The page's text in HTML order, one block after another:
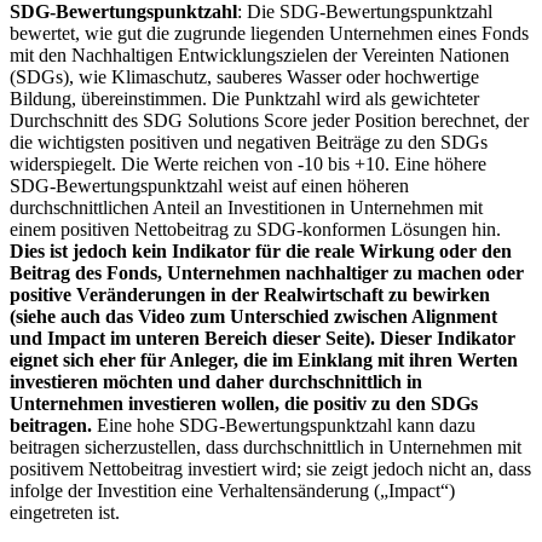
SDG-Bewertungspunktzahl: Die SDG-Bewertungspunktzahl
bewertet, wie gut die zugrunde liegenden Unternehmen eines Fonds
mit den Nachhaltigen Entwicklungszielen der Vereinten Nationen
(SDGs), wie Klimaschutz, sauberes Wasser oder hochwertige
Bildung, übereinstimmen. Die Punktzahl wird als gewichteter
Durchschnitt des SDG Solutions Score jeder Position berechnet, der
die wichtigsten positiven und negativen Beiträge zu den SDGs
widerspiegelt. Die Werte reichen von -10 bis +10. Eine höhere
SDG-Bewertungspunktzahl weist auf einen höheren
durchschnittlichen Anteil an Investitionen in Unternehmen mit
einem positiven Nettobeitrag zu SDG-konformen Lösungen hin.
Dies ist jedoch kein Indikator für die reale Wirkung oder den
Beitrag des Fonds, Unternehmen nachhaltiger zu machen oder
positive Veränderungen in der Realwirtschaft zu bewirken
(siehe auch das Video zum Unterschied zwischen Alignment
und Impact im unteren Bereich dieser Seite). Dieser Indikator
eignet sich eher für Anleger, die im Einklang mit ihren Werten
investieren möchten und daher durchschnittlich in
Unternehmen investieren wollen, die positiv zu den SDGs
beitragen. Eine hohe SDG-Bewertungspunktzahl kann dazu
beitragen sicherzustellen, dass durchschnittlich in Unternehmen mit
positivem Nettobeitrag investiert wird; sie zeigt jedoch nicht an, dass
infolge der Investition eine Verhaltensänderung („Impact“)
eingetreten ist.